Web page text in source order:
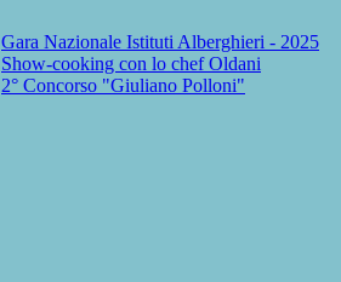
Gara Nazionale Istituti Alberghieri - 2025
Show-cooking con lo chef Oldani
2° Concorso "Giuliano Polloni"